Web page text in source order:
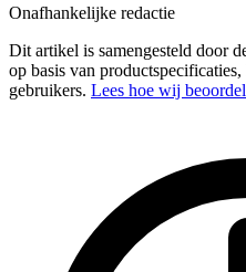
Onafhankelijke redactie
Dit artikel is samengesteld door
op basis van
gebruikers. Lees hoe wij